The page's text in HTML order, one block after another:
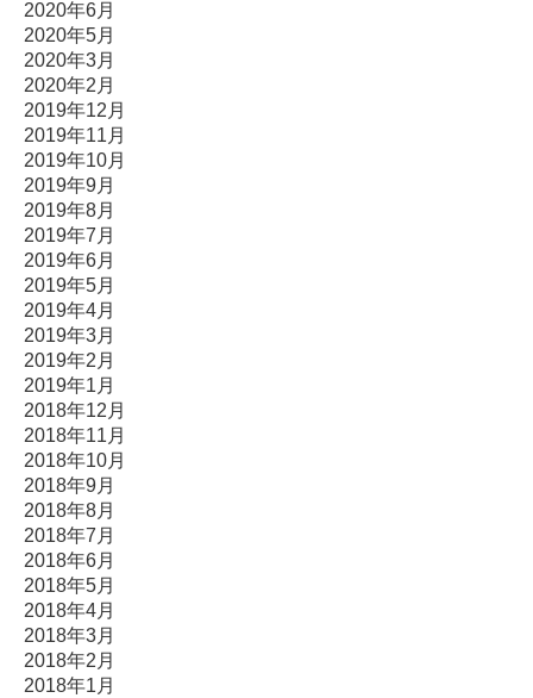
2020年6月
2020年5月
2020年3月
2020年2月
2019年12月
2019年11月
2019年10月
2019年9月
2019年8月
2019年7月
2019年6月
2019年5月
2019年4月
2019年3月
2019年2月
2019年1月
2018年12月
2018年11月
2018年10月
2018年9月
2018年8月
2018年7月
2018年6月
2018年5月
2018年4月
2018年3月
2018年2月
2018年1月